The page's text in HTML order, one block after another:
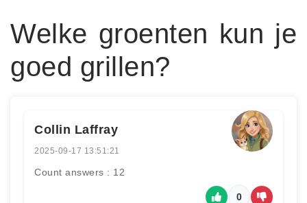
Welke groenten kun je
goed grillen?
Collin Laffray
2025-09-17 13:51:21
Count answers : 12
0